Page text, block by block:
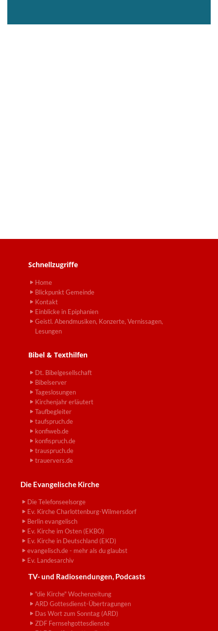
Schnellzugriffe
Home
Blickpunkt Gemeinde
Kontakt
Einblicke in Epiphanien
Geistl. Abendmusiken, Konzerte, Vernissagen,
Lesungen
Bibel & Texthilfen
Dt. Bibelgesellschaft
Bibelserver
Tageslosungen
Kirchenjahr erläutert
Taufbegleiter
taufspruch.de
konfiweb.de
konfispruch.de
trauspruch.de
trauervers.de
Die Evangelische Kirche
Die Telefonseelsorge
Ev. Kirche Charlottenburg-Wilmersdorf
Berlin evangelisch
Ev. Kirche im Osten (EKBO)
Ev. Kirche in Deutschland (EKD)
evangelisch.de - mehr als du glaubst
Ev. Landesarchiv
TV- und Radiosendungen, Podcasts
"die Kirche" Wochenzeitung
ARD Gottesdienst-Übertragungen
Das Wort zum Sonntag (ARD)
ZDF Fernsehgottesdienste